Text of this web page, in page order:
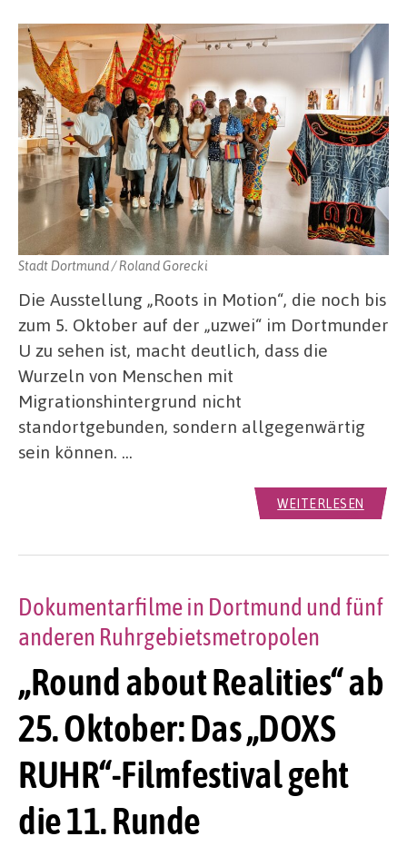
Stadt Dortmund / Roland Gorecki
Die Ausstellung „Roots in Motion“, die noch bis
zum 5. Oktober auf der „uzwei“ im Dortmunder
U zu sehen ist, macht deutlich, dass die
Wurzeln von Menschen mit
Migrationshintergrund nicht
standortgebunden, sondern allgegenwärtig
sein können. …
WEITERLESEN
„Round about Realities“ ab
25. Oktober: Das „DOXS
RUHR“-Filmfestival geht
die 11. Runde
Dokumentarfilme in Dortmund und fünf
anderen Ruhrgebietsmetropolen